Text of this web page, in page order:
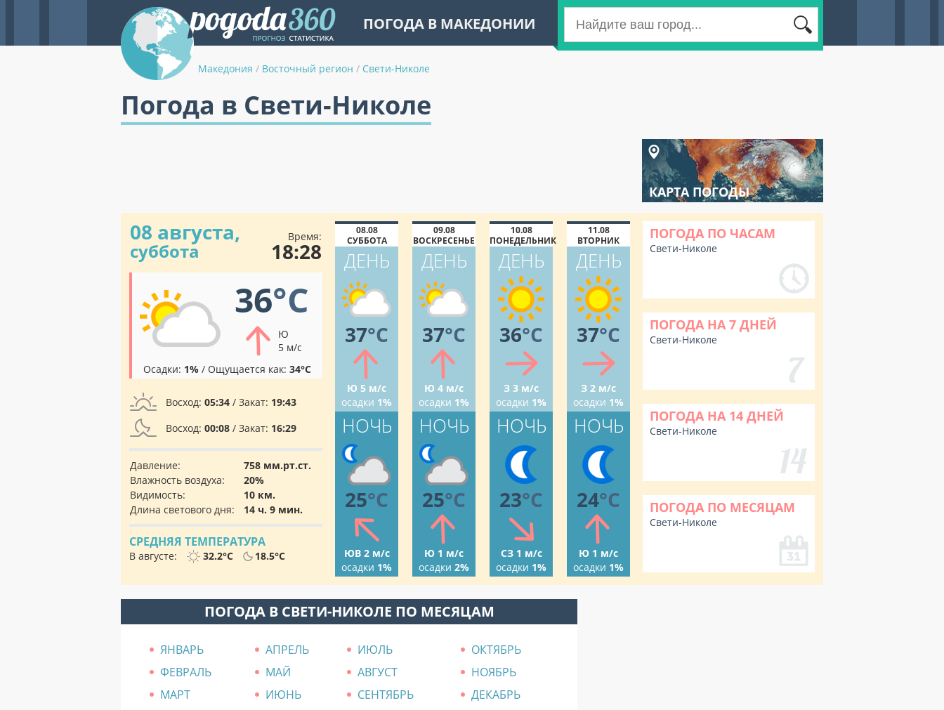
ПОГОДА В МАКЕДОНИИ
Македония / Восточный регион / Свети-Николе
Погода в Свети-Николе
КАРТА ПОГОДЫ
08 августа,
суббота
Время:
18:28
36°C
Ю
5 м/с
Осадки: 1% / Ощущается как: 34°C
Восход: 05:34 / Закат: 19:43
Восход: 00:08 / Закат: 16:29
Давление:
758 мм.рт.ст.
Влажность воздуха:
20%
Видимость:
10 км.
Длина светового дня:
14 ч. 9 мин.
СРЕДНЯЯ ТЕМПЕРАТУРА
В августе: 32.2°C 18.5°C
08.08
СУББОТА
ДЕНЬ
37°C
Ю 5 м/с
осадки 1%
НОЧЬ
25°C
ЮВ 2 м/с
осадки 1%
09.08
ВОСКРЕСЕНЬЕ
ДЕНЬ
37°C
Ю 4 м/с
осадки 1%
НОЧЬ
25°C
Ю 1 м/с
осадки 2%
10.08
ПОНЕДЕЛЬНИК
ДЕНЬ
36°C
З 3 м/с
осадки 1%
НОЧЬ
23°C
СЗ 1 м/с
осадки 1%
11.08
ВТОРНИК
ДЕНЬ
37°C
З 2 м/с
осадки 1%
НОЧЬ
24°C
Ю 1 м/с
осадки 1%
ПОГОДА ПО ЧАСАМ
Свети-Николе
ПОГОДА НА 7 ДНЕЙ
Свети-Николе
ПОГОДА НА 14 ДНЕЙ
Свети-Николе
ПОГОДА ПО МЕСЯЦАМ
Свети-Николе
ПОГОДА В СВЕТИ-НИКОЛЕ ПО МЕСЯЦАМ
ЯНВАРЬ АПРЕЛЬ ИЮЛЬ
ОКТЯБРЬ
ФЕВРАЛЬ
МАЙ АВГУСТ
НОЯБРЬ
МАРТ
ИЮНЬ СЕНТЯБРЬ ДЕКАБРЬ